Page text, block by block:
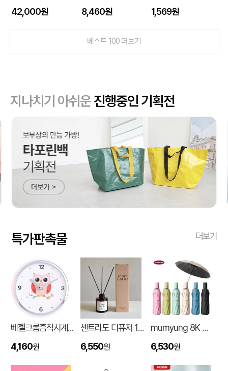
42,000원
8,460원
1,569원
베스트 100 더보기
지나치기 아쉬운진행중인 기획전
특가판촉물 더보기
베젤크롬흡착시계_부엉이JS886
4,160원
센트라도 디퓨저 150ml
6,550원
mumyung 8K 암막 베이스 완전자동 3단 양우산
6,530원